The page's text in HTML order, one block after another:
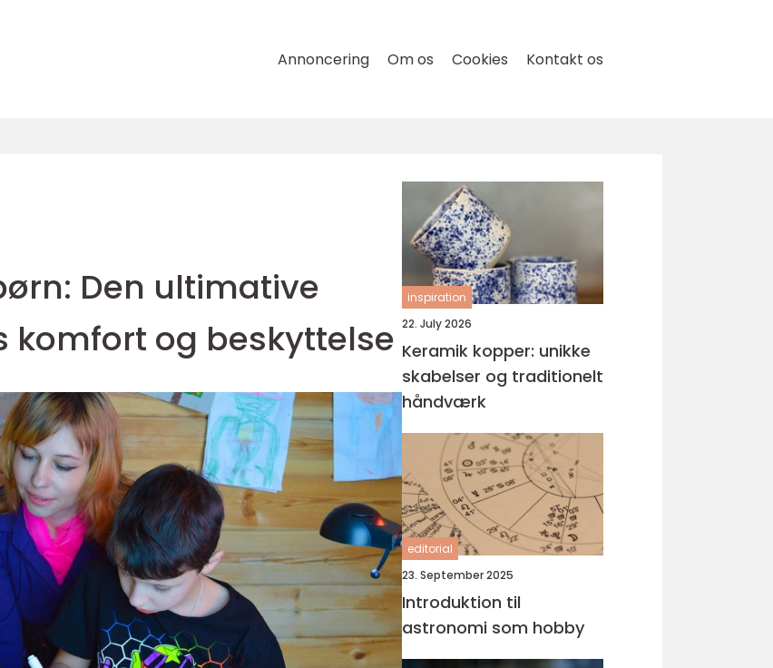
Annoncering Om os Cookies Kontakt os
Den ultimative
komfort og beskyttelse
inspiration
22. July 2026
Keramik kopper: unikke
skabelser og traditionelt
håndværk
editorial
23. September 2025
Introduktion til
astronomi som hobby